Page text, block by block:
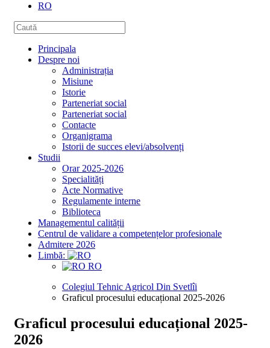
RO
Principala
Despre noi
Administrația
Misiune
Istorie
Parteneriat social
Parteneriat social
Contacte
Organigrama
Istorii de succes elevi/absolvenți
Studii
Orar 2025-2026
Specialități
Acte Normative
Regulamente interne
Biblioteca
Managementul calității
Centrul de validare a competențelor profesionale
Admitere 2026
Limbă:
RO
Colegiul Tehnic Agricol Din Svetlîi
Graficul procesului educațional 2025-2026
Graficul procesului educațional 2025-
2026